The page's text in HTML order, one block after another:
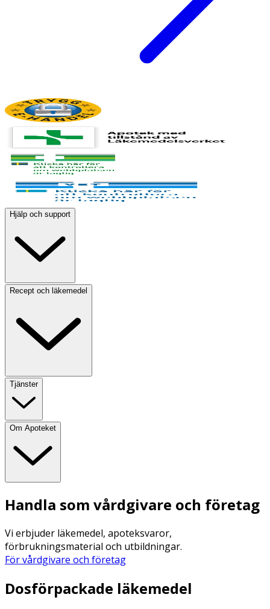
Hjälp och support
Recept och läkemedel
Tjänster
Om Apoteket
Handla som vårdgivare och företag
Vi erbjuder läkemedel, apoteksvaror,
förbrukningsmaterial och utbildningar.
För vårdgivare och företag
Dosförpackade läkemedel